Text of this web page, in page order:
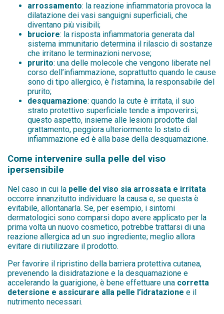
arrossamento: la reazione infiammatoria provoca la
dilatazione dei vasi sanguigni superficiali, che
diventano più visibili;
bruciore: la risposta infiammatoria generata dal
sistema immunitario determina il rilascio di sostanze
che irritano le terminazioni nervose;
prurito: una delle molecole che vengono liberate nel
corso dell’infiammazione, soprattutto quando le cause
sono di tipo allergico, è l’istamina, la responsabile del
prurito;
desquamazione: quando la cute è irritata, il suo
strato protettivo superficiale tende a impoverirsi;
questo aspetto, insieme alle lesioni prodotte dal
grattamento, peggiora ulteriormente lo stato di
infiammazione ed è alla base della desquamazione.
Come intervenire sulla pelle del viso
ipersensibile
Nel caso in cui la pelle del viso sia arrossata e irritata
occorre innanzitutto individuare la causa e, se questa è
evitabile, allontanarla. Se, per esempio, i sintomi
dermatologici sono comparsi dopo avere applicato per la
prima volta un nuovo cosmetico, potrebbe trattarsi di una
reazione allergica ad un suo ingrediente; meglio allora
evitare di riutilizzare il prodotto.
Per favorire il ripristino della barriera protettiva cutanea,
prevenendo la disidratazione e la desquamazione e
accelerando la guarigione, è bene effettuare una corretta
detersione e assicurare alla pelle l’idratazione e il
nutrimento necessari.